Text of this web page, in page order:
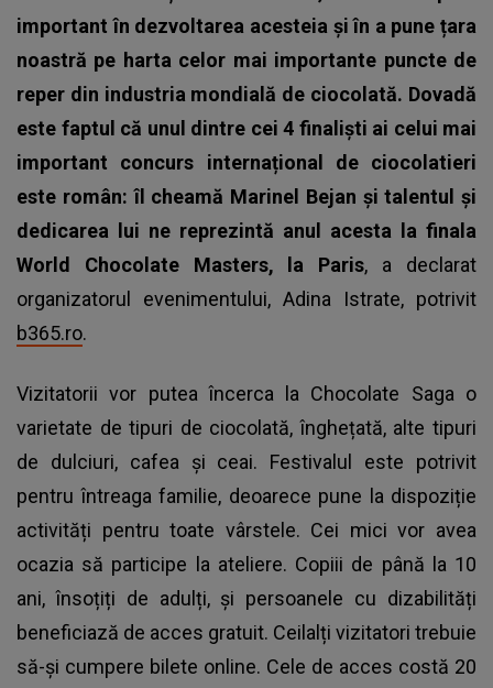
important în dezvoltarea acesteia și în a pune țara
noastră pe harta celor mai importante puncte de
reper din industria mondială de ciocolată. Dovadă
este faptul că unul dintre cei 4 finaliști ai celui mai
important concurs internațional de ciocolatieri
este român: îl cheamă Marinel Bejan și talentul și
dedicarea lui ne reprezintă anul acesta la finala
World Chocolate Masters, la Paris, a declarat
organizatorul evenimentului, Adina Istrate, potrivit
b365.ro.
Vizitatorii vor putea încerca la Chocolate Saga o
varietate de tipuri de ciocolată, înghețată, alte tipuri
de dulciuri, cafea și ceai. Festivalul este potrivit
pentru întreaga familie, deoarece pune la dispoziție
activități pentru toate vârstele. Cei mici vor avea
ocazia să participe la ateliere. Copiii de până la 10
ani, însoțiți de adulți, și persoanele cu dizabilități
beneficiază de acces gratuit. Ceilalți vizitatori trebuie
să-și cumpere bilete online. Cele de acces costă 20